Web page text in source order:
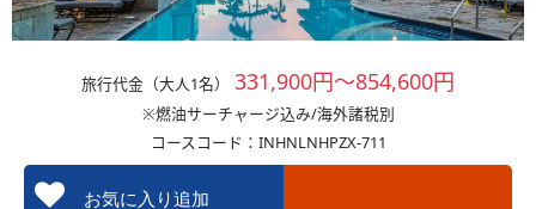
旅行代金（大人1名） 331,900円～854,600円
※燃油サーチャージ込み/海外諸税別
コースコード：INHNLNHPZX-711
お気に入り追加